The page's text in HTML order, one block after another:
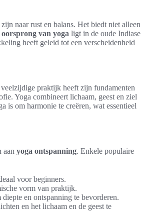
naar rust en balans. Het biedt niet alleen
oorsprong van yoga ligt in de oude Indiase
heeft geleid tot een verscheidenheid
praktijk heeft zijn fundamenten
Yoga combineert lichaam, geest en ziel
is om harmonie te creëren, wat essentieel
aan yoga ontspanning. Enkele populaire
voor beginners.
vorm van praktijk.
en ontspanning te bevorderen.
en het lichaam en de geest te